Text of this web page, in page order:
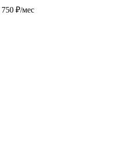
750 ₽/мес